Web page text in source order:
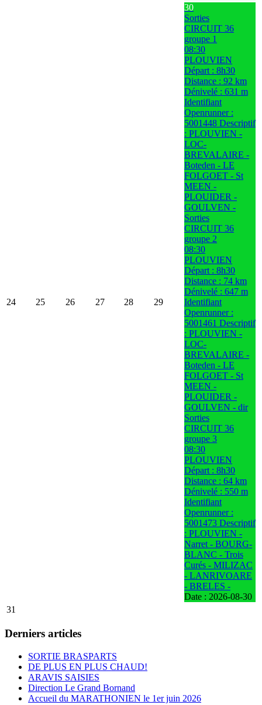
24 25 26 27 28 29
30
Sorties
CIRCUIT 36
groupe 1
08:30
PLOUVIEN
Départ : 8h30
Distance : 92 km
Dénivelé : 631 m
Identifiant
Openrunner :
5001448 Descriptif
: PLOUVIEN -
LOC-
BREVALAIRE -
Boteden - LE
FOLGOET - St
MEEN -
PLOUIDER -
GOULVEN -
Sorties
CIRCUIT 36
groupe 2
08:30
PLOUVIEN
Départ : 8h30
Distance : 74 km
Dénivelé : 647 m
Identifiant
Openrunner :
5001461 Descriptif
: PLOUVIEN -
LOC-
BREVALAIRE -
Boteden - LE
FOLGOET - St
MEEN -
PLOUIDER -
GOULVEN - dir
Sorties
CIRCUIT 36
groupe 3
08:30
PLOUVIEN
Départ : 8h30
Distance : 64 km
Dénivelé : 550 m
Identifiant
Openrunner :
5001473 Descriptif
: PLOUVIEN -
Narret - BOURG-
BLANC - Trois
Curés - MILIZAC
- LANRIVOARE
- BRELES -
Date : 2026-08-30
31
Derniers articles
SORTIE BRASPARTS
DE PLUS EN PLUS CHAUD!
ARAVIS SAISIES
Direction Le Grand Bornand
Accueil du MARATHONIEN le 1er juin 2026